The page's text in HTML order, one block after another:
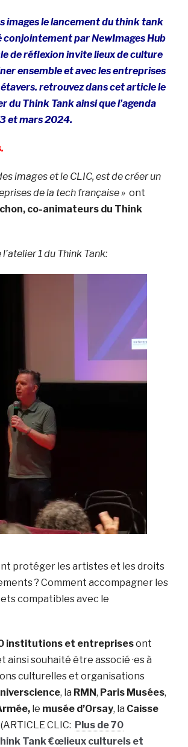
images le lancement du think tank
conjointement par NewImages Hub
de réflexion invite lieux de culture
ensemble et avec les entreprises
retrouvez dans cet article le
du Think Tank ainsi que l’agenda
et mars 2024.
images et le CLIC, est de créer un
de la tech française »ont
co-animateurs du Think
1 du Think Tank:
protéger les artistes et les droits
? Comment accompagner les
compatibles avec le
institutions et entreprisesont
souhaité être associé ·es à
culturelles et organisations
, la RMN, Paris Musées,
le musée d’Orsay, la Caisse
CLIC: Plus de 70
Tank €œlieux culturels et